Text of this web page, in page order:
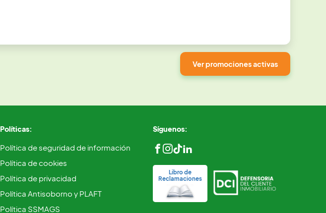
Ver promociones activas
Políticas:
Política de seguridad de información
Política de cookies
Política de privacidad
Política Antisoborno y PLAFT
Política SSMAGS
Síguenos:
Libro de
Reclamaciones